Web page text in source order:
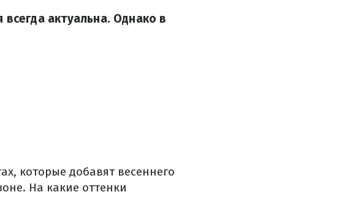
актуальна. Однако в
которые добавят весеннего
На какие оттенки